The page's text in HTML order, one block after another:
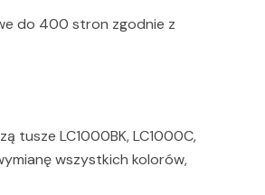
do 400 stron zgodnie z
tusze LC1000BK, LC1000C,
wszystkich kolorów,